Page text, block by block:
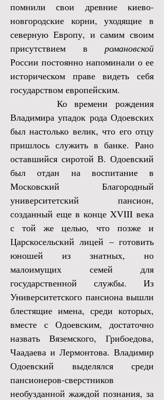
помнили свои древние киево-
новгородские корни, уходящие в
северную Европу, и самим своим
присутствием в романовской
России постоянно напоминали о ее
историческом праве видеть себя
государством европейским.
Ко времени рождения
Владимира упадок рода Одоевских
был настолько велик, что его отцу
пришлось служить в банке. Рано
оставшийся сиротой В. Одоевский
был отдан на воспитание в
Московский Благородный
университетский пансион,
созданный еще в конце XVIII века
с той же целью, что позже и
Царскосельский лицей – готовить
юношей из знатных, но
малоимущих семей для
государственной службы. Из
Университетского пансиона вышли
блестящие имена, среди которых,
вместе с Одоевским, достаточно
назвать Вяземского, Грибоедова,
Чаадаева и Лермонтова. Владимир
Одоевский выделялся среди
пансионеров-сверстников
необузданной жаждой познания, за